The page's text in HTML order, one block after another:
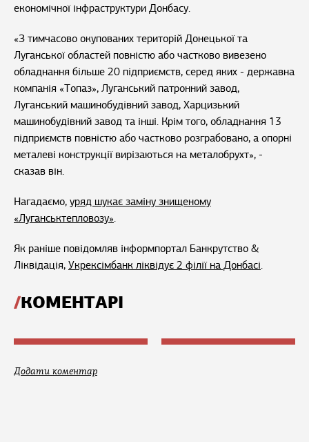
економічної інфраструктури Донбасу.
«З тимчасово окупованих територій Донецької та
Луганської областей повністю або частково вивезено
обладнання більше 20 підприємств, серед яких - державна
компанія «Топаз», Луганський патронний завод,
Луганський машинобудівний завод, Харцизький
машинобудівний завод та інші. Крім того, обладнання 13
підприємств повністю або частково розграбовано, а опорні
металеві конструкції вирізаються на металобрухт», -
сказав він.
Нагадаємо, уряд шукає заміну знищеному
«Луганськтепловозу».
Як раніше повідомляв інформпортал Банкрутство &
Ліквідація, Укрексімбанк ліквідує 2 філії на Донбасі.
КОМЕНТАРІ
Додати коментар